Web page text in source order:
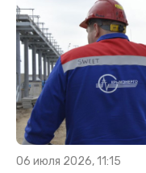
06 июля 2026, 11:15